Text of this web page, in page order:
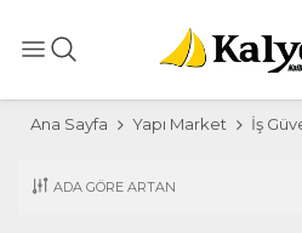
Ana Sayfa Yapı Market İş